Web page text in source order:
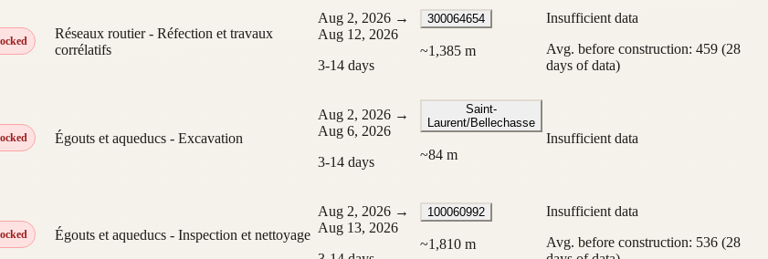
Réseaux routier - Réfection et travaux
corrélatifs
Aug 2, 2026 →
Aug 12, 2026
3-14 days
300064654
~1,385 m
Insufficient data
Avg. before construction: 459 (28
days of data)
Égouts et aqueducs - Excavation
Aug 2, 2026 →
Aug 6, 2026
3-14 days
Saint-
Laurent/Bellechasse
~84 m
Insufficient data
Égouts et aqueducs - Inspection et nettoyage
Aug 2, 2026 →
Aug 13, 2026
100060992
~1,810 m
Insufficient data
Avg. before construction: 536 (28